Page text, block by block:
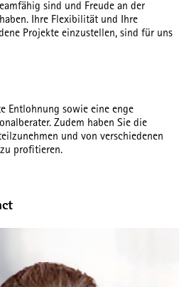
sind und Freude an der
Ihre Flexibilität und Ihre
Projekte einzustellen, sind für uns
Entlohnung sowie eine enge
Zudem haben Sie die
und von verschiedenen
profitieren.